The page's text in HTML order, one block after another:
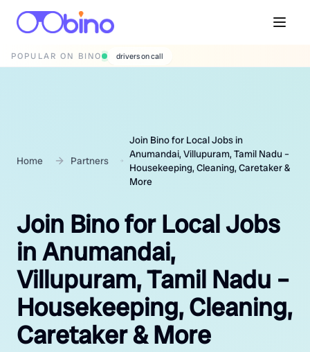
POPULAR ON BINO wedding photographers
Home Partners
Join Bino for Local Jobs in
Anumandai, Villupuram, Tamil Nadu –
Housekeeping, Cleaning, Caretaker &
More
Join Bino for Local Jobs
in Anumandai,
Villupuram, Tamil Nadu –
Housekeeping, Cleaning,
Caretaker & More